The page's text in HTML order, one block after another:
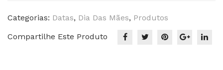
quantidade
Categorias: Datas, Dia Das Mães, Produtos
Compartilhe Este Produto